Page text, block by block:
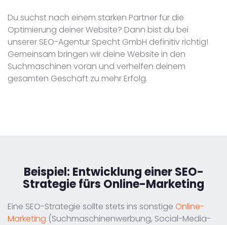
Du suchst nach einem starken Partner für die
Optimierung deiner Website? Dann bist du bei
unserer SEO-Agentur Specht GmbH definitiv richtig!
Gemeinsam bringen wir deine Website in den
Suchmaschinen voran und verhelfen deinem
gesamten Geschäft zu mehr Erfolg.
Beispiel: Entwicklung einer SEO-
Strategie fürs Online-Marketing
Eine SEO-Strategie sollte stets ins sonstige Online-
Marketing (Suchmaschinenwerbung, Social-Media-